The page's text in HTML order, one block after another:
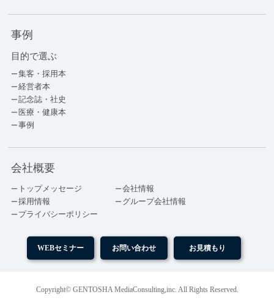
事例
目的で選ぶ
集客・採用本
経営者本
記念誌・社史
医療・健康本
事例
会社概要
トップメッセージ
会社情報
採用情報
グループ会社情報
プライバシーポリシー
WEBセミナー お問い合わせ お見積もり
Copyright© GENTOSHA MediaConsulting,inc. All Rights Reserved.